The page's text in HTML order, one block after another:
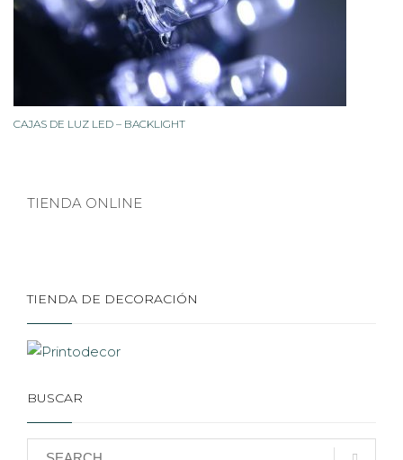
CAJAS DE LUZ LED – BACKLIGHT
TIENDA ONLINE
TIENDA DE DECORACIÓN
BUSCAR